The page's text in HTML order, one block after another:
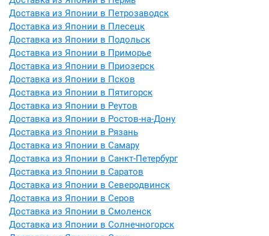
Доставка из Японии в Петрозаводск
Доставка из Японии в Плесецк
Доставка из Японии в Подольск
Доставка из Японии в Приморье
Доставка из Японии в Приозерск
Доставка из Японии в Псков
Доставка из Японии в Пятигорск
Доставка из Японии в Реутов
Доставка из Японии в Ростов-на-Дону
Доставка из Японии в Рязань
Доставка из Японии в Самару
Доставка из Японии в Санкт-Петербург
Доставка из Японии в Саратов
Доставка из Японии в Северодвинск
Доставка из Японии в Серов
Доставка из Японии в Смоленск
Доставка из Японии в Солнечногорск